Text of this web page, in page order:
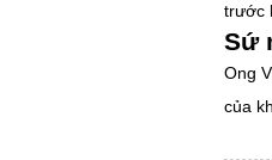
trước
Sứ
Ong
của